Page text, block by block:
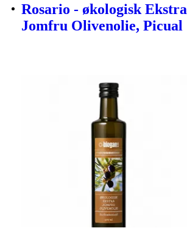
Rosario - økologisk Ekstra
Jomfru Olivenolie, Picual